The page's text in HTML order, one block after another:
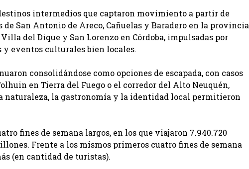
intermedios que captaron movimiento a partir de
de San Antonio de Areco, Cañuelas y Baradero en la provincia
del Dique y San Lorenzo en Córdoba, impulsadas por
y eventos culturales bien locales.
consolidándose como opciones de escapada, con casos
en Tierra del Fuego o el corredor del Alto Neuquén,
naturaleza, la gastronomía y la identidad local permitieron
fines de semana largos, en los que viajaron 7.940.720
Frente a los mismos primeros cuatro fines de semana
(en cantidad de turistas).